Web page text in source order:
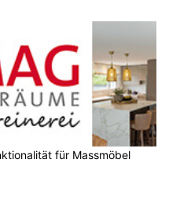
für Massmöbel